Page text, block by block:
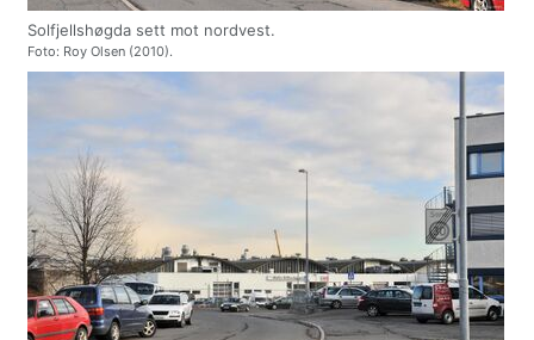
Solfjellshøgda sett mot nordvest.
Foto: Roy Olsen (2010).